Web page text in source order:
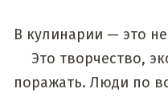
В кулинарии — это
Это творчество,
поражать. Люди по